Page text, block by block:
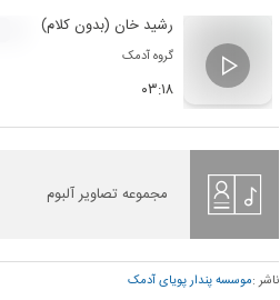
رشید خان (بدون کلام)
گروه آدمک
۰۳:۱۸
مجموعه تصاویر آلبوم
ناشر :موسسه پندار پویای آدمک